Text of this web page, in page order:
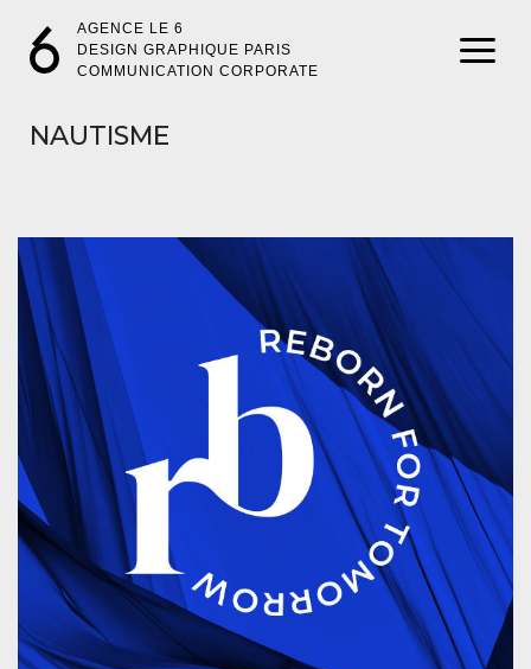
AGENCE LE 6
DESIGN GRAPHIQUE PARIS
COMMUNICATION CORPORATE
NAUTISME